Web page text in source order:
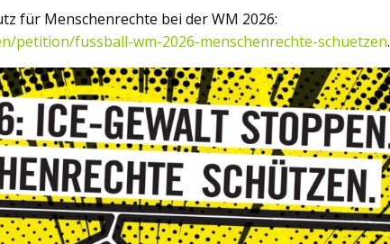
für Menschenrechte bei der WM 2026:
petition/fussball-wm-2026-menschenrechte-schuetzen.